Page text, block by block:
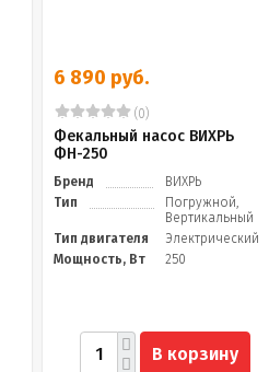
6 890 руб.
(0)
Фекальный насос ВИХРЬ
ФН-250
Бренд
ВИХРЬ
Тип
Погружной,
Вертикальный
Тип двигателя
Электрический
Мощность, Вт
250
В корзину